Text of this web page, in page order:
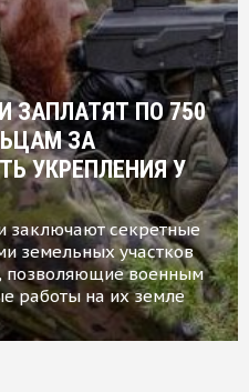
ЗАПЛАТЯТ ПО 750
ЗА
УКРЕПЛЕНИЯ У
заключают секретные
земельных участков
позволяющие военным
работы на их земле